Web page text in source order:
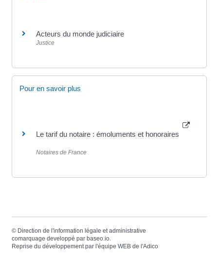
Acteurs du monde judiciaire
Justice
Pour en savoir plus
Le tarif du notaire : émoluments et honoraires
Notaires de France
© Direction de l'information légale et administrative
comarquage developpé par baseo.io.
Reprise du développement par l'équipe WEB de l'Adico